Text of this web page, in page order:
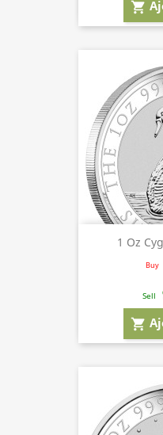
shopping_cart
1 Oz
Buy
Sell
shopping_cart